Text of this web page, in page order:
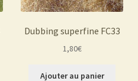
Dubbing superfine FC33
1,80€
Ajouter au panier